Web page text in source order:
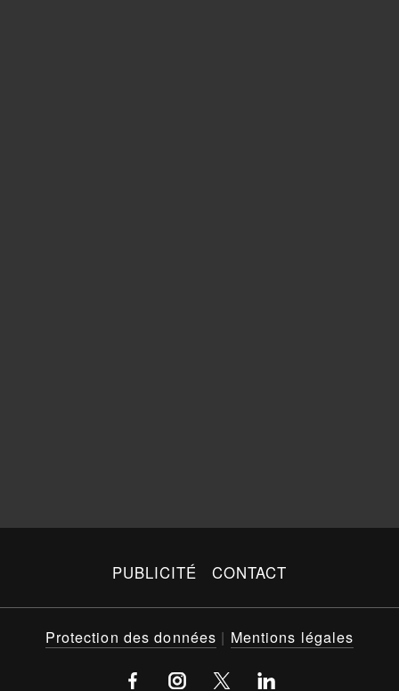
PUBLICITÉ CONTACT
Protection des données | Mentions légales